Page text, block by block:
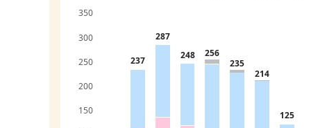
237
287
248
256
235
214
125
150
200
250
300
350